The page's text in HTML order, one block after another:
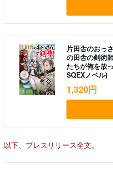
片田舎のお
の田舎の剣術
たちが俺を放
SQEXノベル)
1,320円
以下、プレスリリース全文。